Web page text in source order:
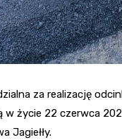
za realizację
życie 22 czerwca
Jagiełły.